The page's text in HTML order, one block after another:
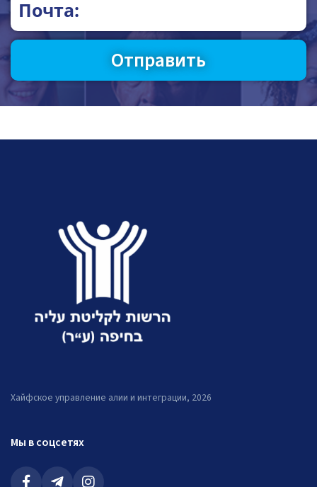
Хайфское управление алии и интеграции, 2026
Мы в соцсетях